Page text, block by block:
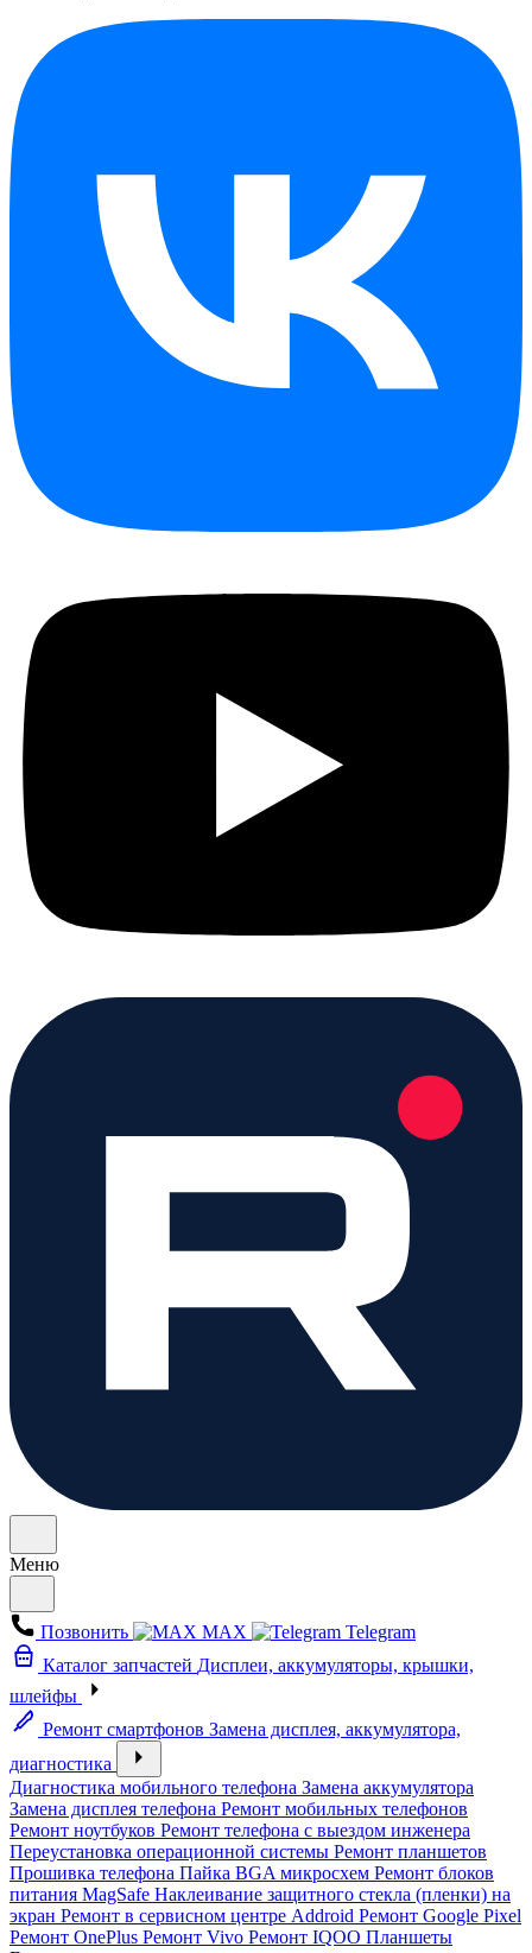
Меню
Позвонить MAX
Telegram
Каталог запчастей Дисплеи, аккумуляторы, крышки,
шлейфы
Ремонт смартфонов Замена дисплея, аккумулятора,
диагностика
Диагностика мобильного телефона Замена аккумулятора
Замена дисплея телефона Ремонт мобильных телефонов
Ремонт ноутбуков Ремонт телефона с выездом инженера
Переустановка операционной системы Ремонт планшетов
Прошивка телефона Пайка BGA микросхем Ремонт блоков
питания MagSafe Наклеивание защитного стекла (пленки) на
экран Ремонт в сервисном центре Addroid Ремонт Google Pixel
Ремонт OnePlus Ремонт Vivo Ремонт IQOO Планшеты